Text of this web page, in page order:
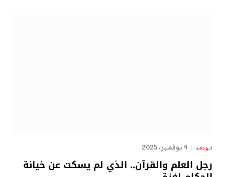
الهدهد 9 نوفمبر، 2025
رجل العلم والقرآن.. الذي لم يسكت عن خيانة